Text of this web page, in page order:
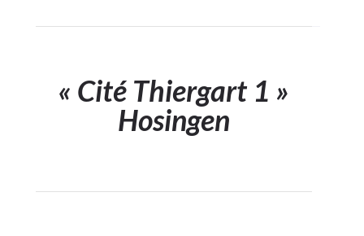
« Cité Thiergart 1 »
Hosingen